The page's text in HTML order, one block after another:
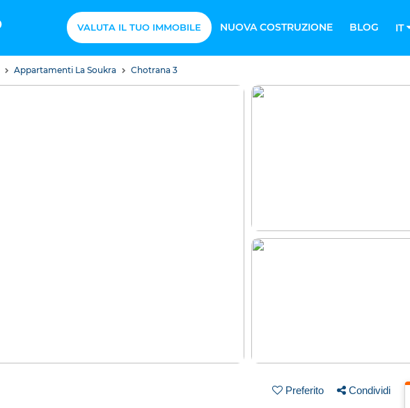
VALUTA IL TUO IMMOBILE NUOVA COSTRUZIONE BLOG IT
Appartamenti La Soukra Chotrana 3
Preferito Condividi